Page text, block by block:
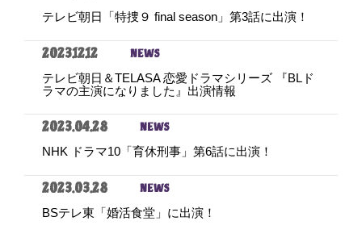
テレビ朝日「特捜９ final season」第3話に出演！
2023.12.12
NEWS
テレビ朝日＆TELASA 恋愛ドラマシリーズ 『BLド
ラマの主演になりました』出演情報
2023.04.28
NEWS
NHK ドラマ10「育休刑事」第6話に出演！
2023.03.28
NEWS
BSテレ東「婚活食堂」に出演！